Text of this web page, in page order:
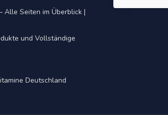
Alle Seiten im Überblick |
und Vollständige
Deutschland